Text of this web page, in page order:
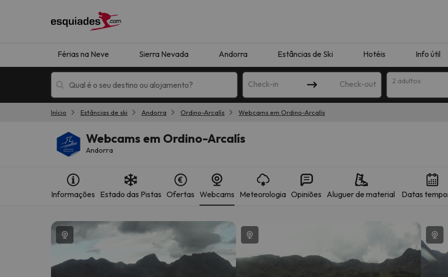
Férias na Neve Sierra Nevada Andorra Estâncias de Ski Hotéis Info útil
Check-in Check-out 2 adultos
Bem, parece que o nosso Seeker perdeu o seu caminho. Assim que encontrar a sua bússola, estará de volta.
Início Estâncias de ski Andorra Ordino-Arcalís Webcams em Ordino-Arcalís
Webcams em Ordino-Arcalís
Andorra
Informações Estado das Pistas Ofertas Webcams Meteorologia Opiniões Aluguer de material Datas